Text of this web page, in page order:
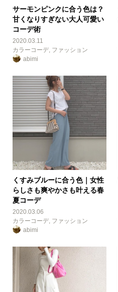
サーモンピンクに合う色は？
甘くなりすぎない大人可愛い
コーデ術
2020.03.11
カラーコーデ, ファッション
abimi
くすみブルーに合う色｜女性
らしさも爽やかさも叶える春
夏コーデ
2020.03.06
カラーコーデ, ファッション
abimi